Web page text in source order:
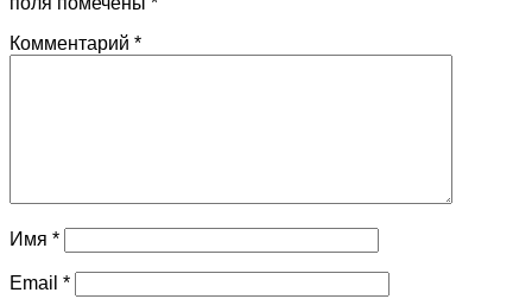
Комментарий *
Имя *
Email *